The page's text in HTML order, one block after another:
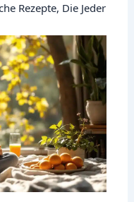
Rezepte, Die Jeder